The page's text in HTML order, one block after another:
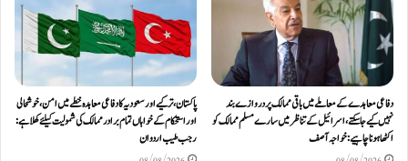
دفاعی معاہدےکے معاملے میں باقی ممالک پر دروازے بند
نہیں کیے جاسکتے، اسرائیل کے تناظر میں سارے مسلم ممالک کو
اکٹھا ہونا چاہیے: خواجہ آصف
پاکستان، ترکیے اور سعودیہ کا دفاعی معاہدہ خطے میں امن، خوشحالی
اور استحکام کے خواہاں تمام برادر ممالک کی شمولیت کیلئےکھلا ہے:
رجب طیب اردوان